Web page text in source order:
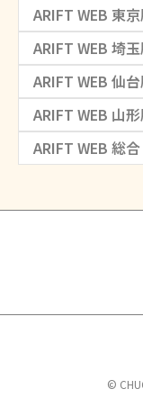
ARIFT WEB 東
ARIFT WEB 埼
ARIFT WEB 仙
ARIFT WEB 山
ARIFT WEB 総合
©